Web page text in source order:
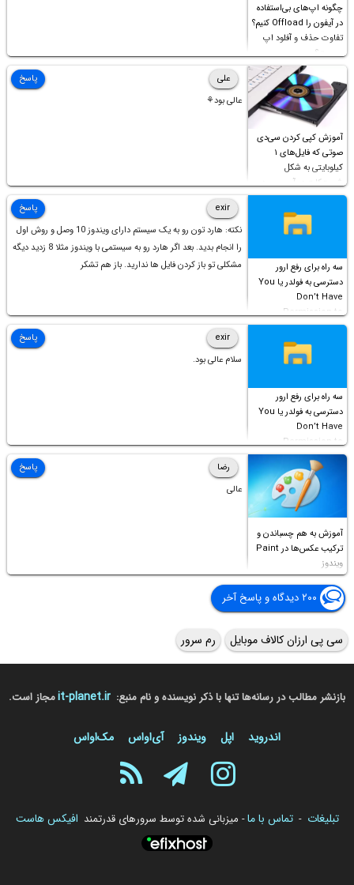
چگونه اپ‌های بی‌استفاده
در آیفون را Offload کنیم؟
تفاوت حذف و آفلود اپ
چیست؟
آموزش کپی کردن سی‌دی
صوتی که فایل‌های ۱
کیلوبایتی به شکل
شورت‌کات در آن موجود
است!
علی
عالی بود⚘
پاسخ
سه راه برای رفع ارور
دسترسی به فولدر یا You
Don’t Have
Permission to
Access this folder
exir
نکته: هارد تون رو به یک سیستم دارای ویندوز 10 وصل و روش اول
را انجام بدید. بعد اگر هارد رو به سیستمی با ویندوز مثلا 8 زدید دیگه
مشکلی تو باز کردن فایل ها ندارید. باز هم تشکر
پاسخ
سه راه برای رفع ارور
دسترسی به فولدر یا You
Don’t Have
Permission to
Access this folder
exir
سلام عالی بود.
پاسخ
آموزش به هم چسباندن و
ترکیب عکس‌ها در Paint
ویندوز
رضا
عالی
پاسخ
۲۰۰ دیدگاه و پاسخ آخر
سی پی ارزان کالاف موبایل رم سرور
بازنشر مطالب در رسانه‌ها تنها با ذکر نویسنده و نام منبع: it-planet.irمجاز است.
اندروید اپل ویندوز آی‌او‌اس مک‌او‌اس
تبلیغات - تماس با ما- میزبانی شده توسط سرورهای قدرتمند افیکس هاست